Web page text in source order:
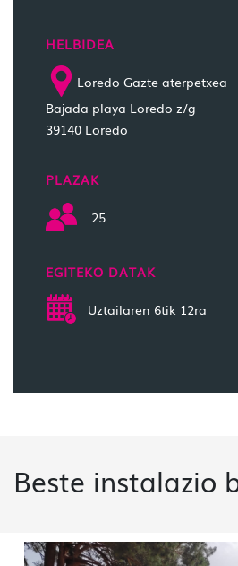
HELBIDEA
Loredo Gazte aterpetxea
Bajada playa Loredo z/g
39140 Loredo
PLAZAK
25
EGITEKO DATAK
Uztailaren 6tik 12ra
Beste instalazio